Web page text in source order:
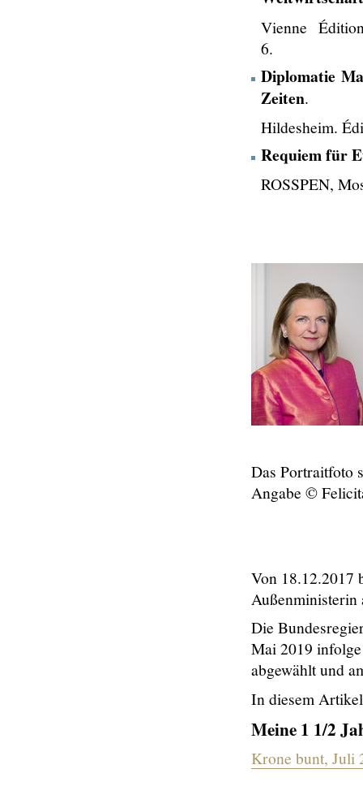
Vienne
6.
Diplomatie
Zeiten.
Hildesheim.
Requiem für
ROSSPEN,
Das Portraitfoto
Angabe ©
Von 18.12.2017
Außenministerin
Die
Mai 2019
abgewählt und
In diesem
Meine 1 1/2
Krone bunt, Juli